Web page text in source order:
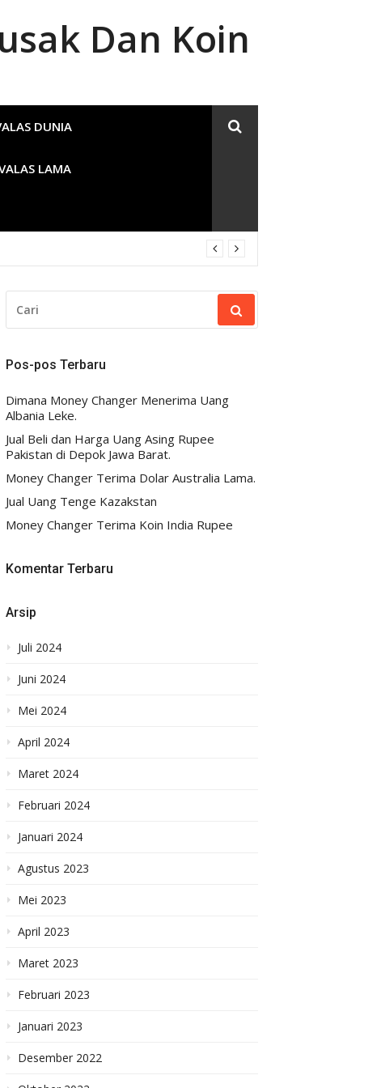
Dan Koin
DUNIA
LAMA
UNTUK:
Pos-pos Terbaru
Dimana Money Changer Menerima Uang
Albania Leke.
Jual Beli dan Harga Uang Asing Rupee
Pakistan di Depok Jawa Barat.
Money Changer Terima Dolar Australia Lama.
Jual Uang Tenge Kazakstan
Money Changer Terima Koin India Rupee
Komentar Terbaru
Arsip
Juli 2024
Juni 2024
Mei 2024
April 2024
Maret 2024
Februari 2024
Januari 2024
Agustus 2023
Mei 2023
April 2023
Maret 2023
Februari 2023
Januari 2023
Desember 2022